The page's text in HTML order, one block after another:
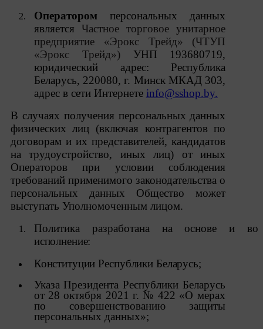
Операторомперсональных данных
являетсяЧастное торговое унитарное
предприятие «Эрокс Трейд» (ЧТУП
«Эрокс Трейд») УНП 193680719,
юридический адрес: Республика
Беларусь, 220080, г. Минск МКАД 303,
адрес в сети Интернете info@sshop.by.
В случаях получения персональных данных
физических лиц (включая контрагентов по
договорам и их представителей, кандидатов
на трудоустройство, иных лиц) от иных
Операторов при условии соблюдения
требований применимого законодательства о
персональных данных Общество может
выступать Уполномоченным лицом.
Политика
разработана на основе и
во
исполнение:
Конституции Республики Беларусь;
Указа Президента Республики Беларусь
от 28 октября 2021 г. № 422 «О мерах
по совершенствованию защиты
персональных данных»;
cookie
«Общество»
файлов cookie (далее – «Политика») является одной
из принимаемых Обществом мер по защите
персональных данных, предусмотренных статьей 17
Закона Республики Беларусь от 7 мая 2021 г. № 99-З
«О защите персональных данных» (далее –
3. Политика разъясняет субъектам персональных
данных, которые осуществляют использование веб-
сайта Общества с доменным именем «myfin.by», для
каких целей и каким образом Общество
обрабатывает файлы cookie, а также каким образом
пользователи могут контролировать процесс такой
обработки.
4. Файлы cookie являются текстовыми файлами,
устройства) пользователя сайта Общества,
указанных в пункте 3 Политики, при их посещении
для отражения действий, совершенных
пользователем. Эти файлы позволяют не вводить